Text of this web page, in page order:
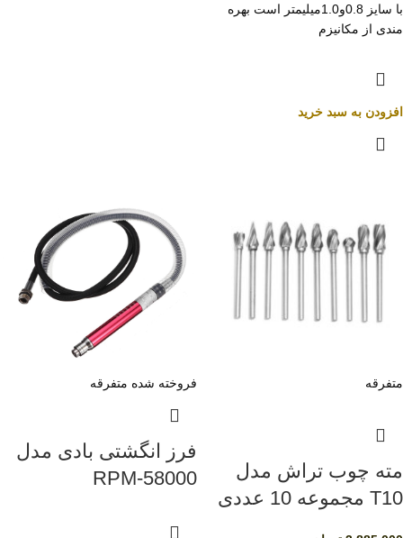
با سایز 0.8و1.0میلیمتر است بهره
مندی از مکانیزم
افزودن به سبد خرید
متفرقه
مته چوب تراش مدل
T10 مجموعه 10 عددی
فروخته شده متفرقه
فرز انگشتی بادی مدل
RPM-58000